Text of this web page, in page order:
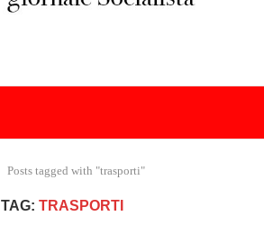
Posts tagged with "trasporti"
TAG: TRASPORTI